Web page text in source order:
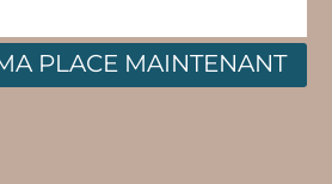
PLACE MAINTENANT